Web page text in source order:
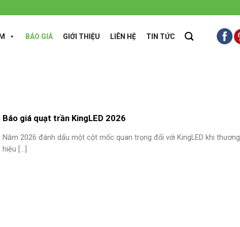
BÁO GIÁ GIỚI THIỆU LIÊN HỆ TIN TỨC
Báo giá quạt trần KingLED 2026
Năm 2026 đánh dấu một cột mốc quan trọng đối với KingLED khi thương
hiệu [...]